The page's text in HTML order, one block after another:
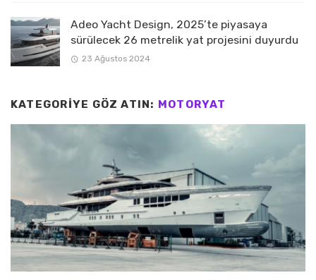
Adeo Yacht Design, 2025’te piyasaya
sürülecek 26 metrelik yat projesini duyurdu
23 Ağustos 2024
KATEGORIYE GÖZ ATIN: MOTORYAT